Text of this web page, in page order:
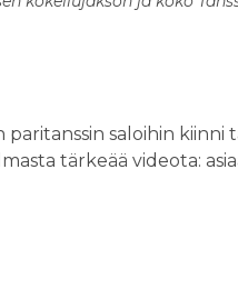
saloihin kiinni
tärkeää videota: